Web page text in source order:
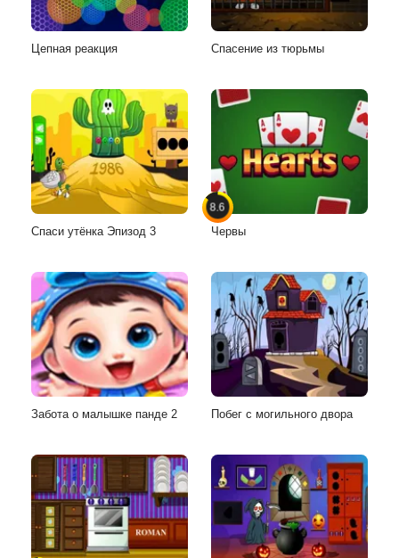
Цепная реакция Спасение из тюрьмы
Спаси утёнка Эпизод 3
8.6
Червы
Забота о малышке панде 2 Побег с могильного двора